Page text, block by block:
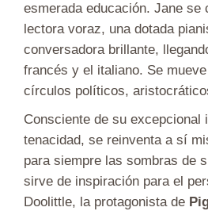
esmerada educación. Jane se
lectora voraz, una dotada
conversadora brillante,
francés y el italiano. Se
círculos políticos,
Consciente de su excepcional
tenacidad, se reinventa a sí
para siempre las sombras de
sirve de inspiración para el
Doolittle, la protagonista de